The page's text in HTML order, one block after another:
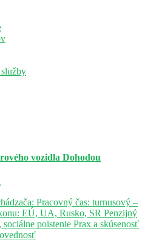
vozidla Dohodou
Pracovný čas: turnusový –
EÚ, UA, Rusko, SR Penzijný
poistenie Prax a skúsenosť